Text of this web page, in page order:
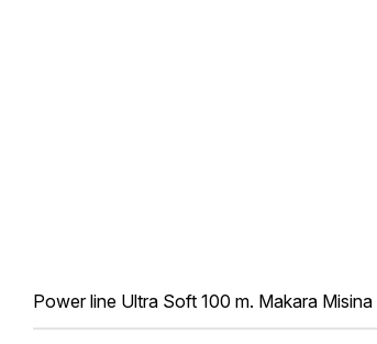
Power line Ultra Soft 100 m. Makara Misina